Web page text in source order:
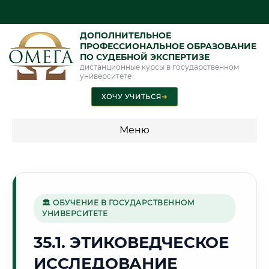
ДОПОЛНИТЕЛЬНОЕ
ПРОФЕССИОНАЛЬНОЕ ОБРАЗОВАНИЕ
ПО СУДЕБНОЙ ЭКСПЕРТИЗЕ
дистанционные курсы в государственном
университете
ХОЧУ УЧИТЬСЯ➜
Меню
специальности"
Стоимость по программам обучения "Судебная экспертиза"
Стоимость по программам обучения "Экспертиза"
🏛 ОБУЧЕНИЕ В ГОСУДАРСТВЕННОМ
УНИВЕРСИТЕТЕ
35.1. ЭТИКОВЕДЧЕСКОЕ
ИССЛЕДОВАНИЕ